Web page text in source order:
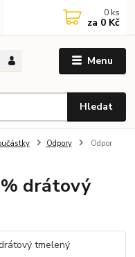
Menu
Hledat
0 ks
za 0 Kč
Odpory
Odpor
drátový